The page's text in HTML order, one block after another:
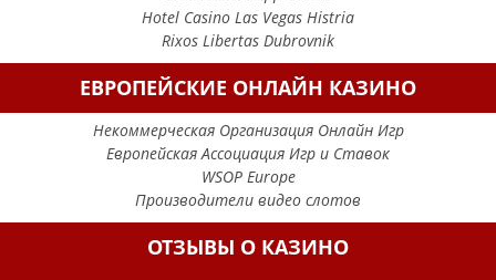
Hotel Casino Las Vegas Histria
Rixos Libertas Dubrovnik
ЕВРОПЕЙСКИЕ ОНЛАЙН КАЗИНО
Некоммерческая Организация Онлайн Игр
Европейская Ассоциация Игр и Ставок
WSOP Europe
Производители видео слотов
ОТЗЫВЫ О КАЗИНО